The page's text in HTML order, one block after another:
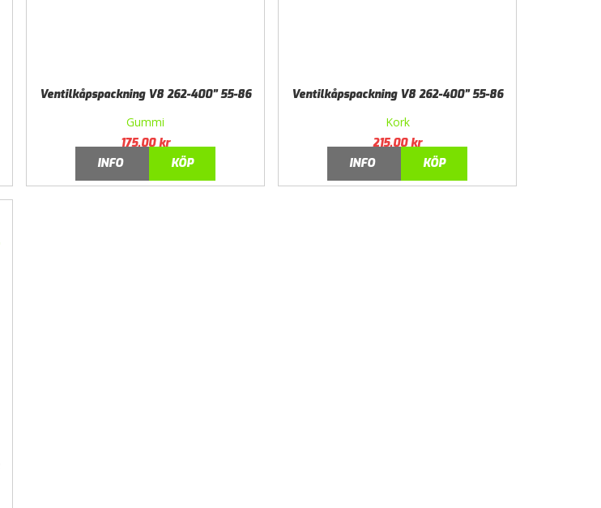
Ventilkåpspackning V8 262-400” 55-86
Gummi
175,00kr
INFO
KÖP
Ventilkåpspackning V8 262-400” 55-86
Kork
215,00kr
INFO
KÖP